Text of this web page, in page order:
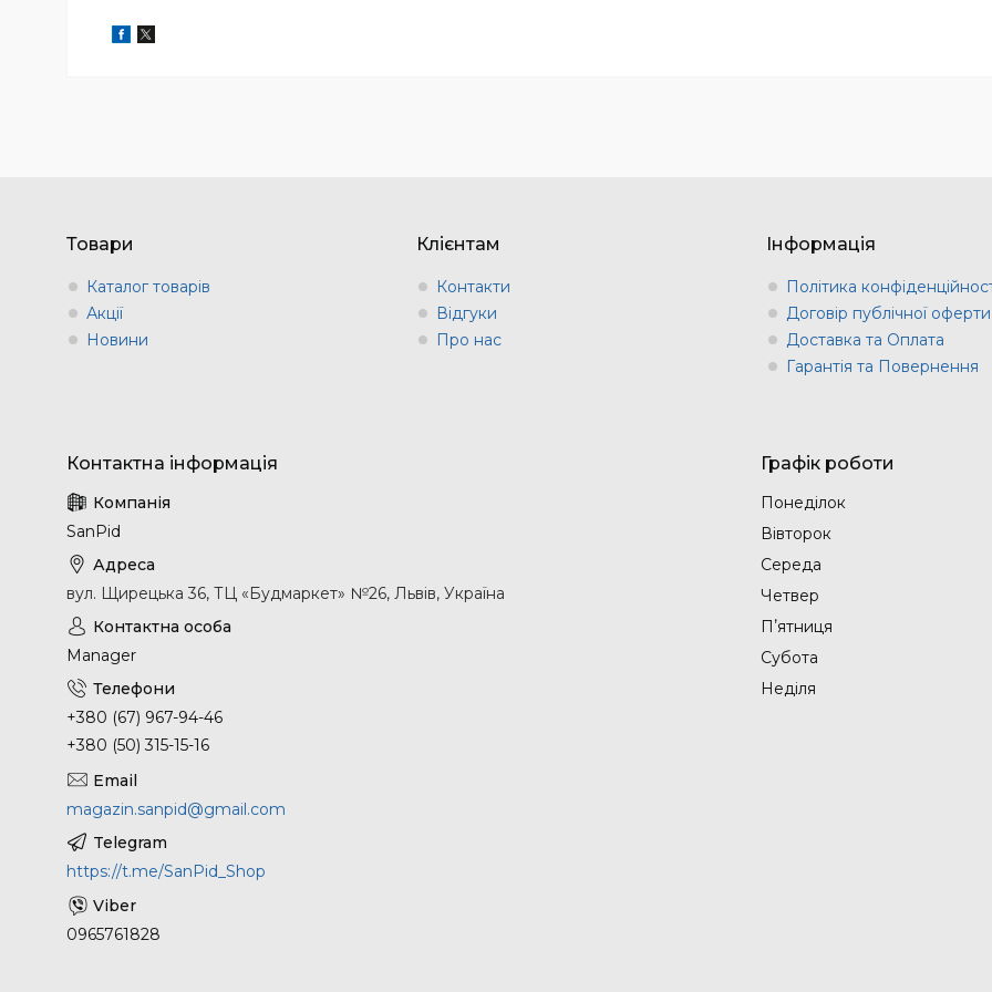
Товари
Каталог товарів
Акції
Новини
Клієнтам
Контакти
Відгуки
Про нас
Інформація
Політика
Договір публічної оферти
Доставка та Оплата
Гарантія та Повернення
SanPid
вул. Щирецька 36, ТЦ «Будмаркет» №26, Львів, Україна
Manager
+380 (67) 967-94-46
+380 (50) 315-15-16
magazin.sanpid@gmail.com
https://t.me/SanPid_Shop
0965761828
Графік роботи
Понеділок
Вівторок
Середа
Четвер
Пʼятниця
Субота
Неділя